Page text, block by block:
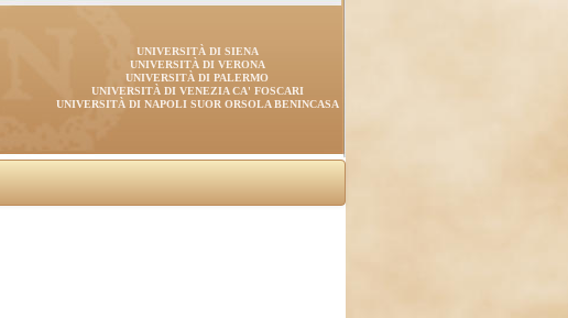
UNIVERSITÀ DI SIENA
UNIVERSITÀ DI VERONA
UNIVERSITÀ DI PALERMO
UNIVERSITÀ DI VENEZIA CA' FOSCARI
UNIVERSITÀ DI NAPOLI SUOR ORSOLA BENINCASA